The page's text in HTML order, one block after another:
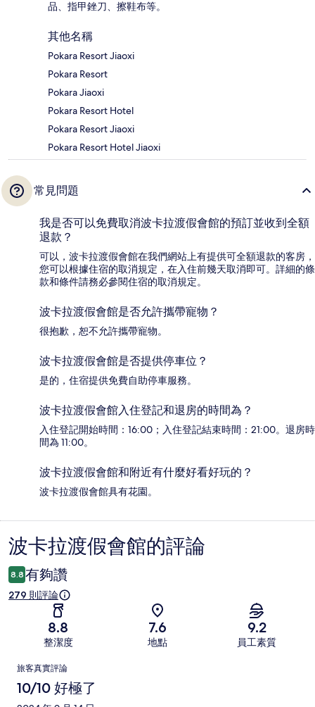
品、指甲銼刀、擦鞋布等。
其他名稱
Pokara Resort Jiaoxi
Pokara Resort
Pokara Jiaoxi
Pokara Resort Hotel
Pokara Resort Jiaoxi
Pokara Resort Hotel Jiaoxi
常見問題
我是否可以免費取消波卡拉渡假會館的預訂並收到全額
退款？
可以，波卡拉渡假會館在我們網站上有提供可全額退款的客房，
您可以根據住宿的取消規定，在入住前幾天取消即可。詳細的條
款和條件請務必參閱住宿的取消規定。
波卡拉渡假會館是否允許攜帶寵物？
很抱歉，恕不允許攜帶寵物。
波卡拉渡假會館是否提供停車位？
是的，住宿提供免費自助停車服務。
波卡拉渡假會館入住登記和退房的時間為？
入住登記開始時間：16:00；入住登記結束時間：21:00。退房時
間為 11:00。
波卡拉渡假會館和附近有什麼好看好玩的？
波卡拉渡假會館具有花園。
評
論
波卡拉渡假會館的評論
8.8 有夠讚
279 則評論
8.8
整潔度
7.6
地點
9.2
員工素質
評
論
旅客真實評論
10/10 好極了